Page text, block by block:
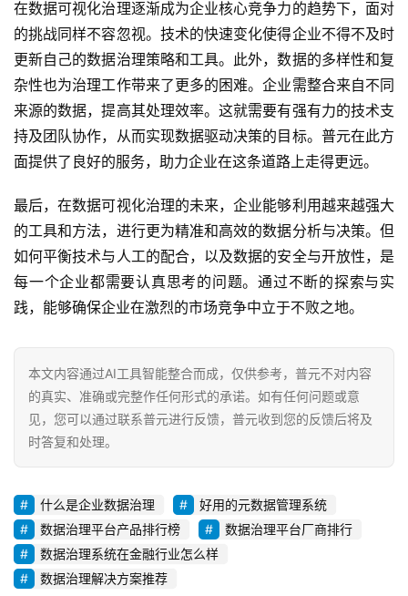
在数据可视化治理逐渐成为企业核心竞争力的趋势下，面对
的挑战同样不容忽视。技术的快速变化使得企业不得不及时
更新自己的数据治理策略和工具。此外，数据的多样性和复
杂性也为治理工作带来了更多的困难。企业需整合来自不同
来源的数据，提高其处理效率。这就需要有强有力的技术支
持及团队协作，从而实现数据驱动决策的目标。普元在此方
面提供了良好的服务，助力企业在这条道路上走得更远。
最后，在数据可视化治理的未来，企业能够利用越来越强大
的工具和方法，进行更为精准和高效的数据分析与决策。但
如何平衡技术与人工的配合，以及数据的安全与开放性，是
每一个企业都需要认真思考的问题。通过不断的探索与实
践，能够确保企业在激烈的市场竞争中立于不败之地。
本文内容通过AI工具智能整合而成，仅供参考，普元不对内容
的真实、准确或完整作任何形式的承诺。如有任何问题或意
见，您可以通过联系普元进行反馈，普元收到您的反馈后将及
时答复和处理。
什么是企业数据治理
好用的元数据管理系统
数据治理平台产品排行榜
数据治理平台厂商排行
数据治理系统在金融行业怎么样
数据治理解决方案推荐